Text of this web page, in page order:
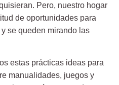
Pero, nuestro hogar
de oportunidades para
se queden mirando las
estas prácticas ideas para
manualidades, juegos y